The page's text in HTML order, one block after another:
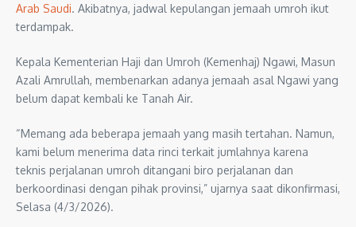
Arab Saudi. Akibatnya, jadwal kepulangan jemaah umroh ikut
terdampak.
Kepala Kementerian Haji dan Umroh (Kemenhaj) Ngawi, Masun
Azali Amrullah, membenarkan adanya jemaah asal Ngawi yang
belum dapat kembali ke Tanah Air.
“Memang ada beberapa jemaah yang masih tertahan. Namun,
kami belum menerima data rinci terkait jumlahnya karena
teknis perjalanan umroh ditangani biro perjalanan dan
berkoordinasi dengan pihak provinsi,” ujarnya saat dikonfirmasi,
Selasa (4/3/2026).